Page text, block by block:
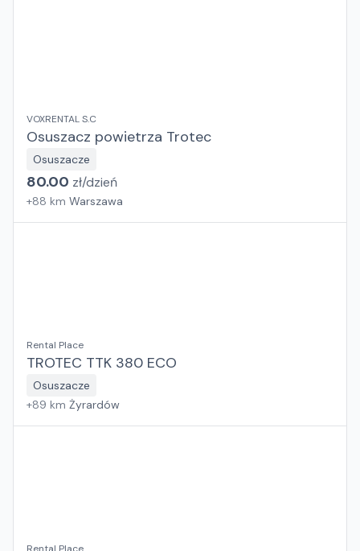
VOXRENTAL S.C
Osuszacz powietrza Trotec
Osuszacze
80.00 zł/dzień
+88 km Warszawa
Rental Place
TROTEC TTK 380 ECO
Osuszacze
+89 km Żyrardów